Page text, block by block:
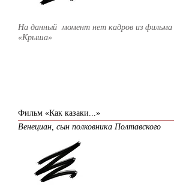
На данный момент нет кадров из фильма
«Крыша»
Фильм «Как казаки...»
Венециан, сын полковника Полтавского